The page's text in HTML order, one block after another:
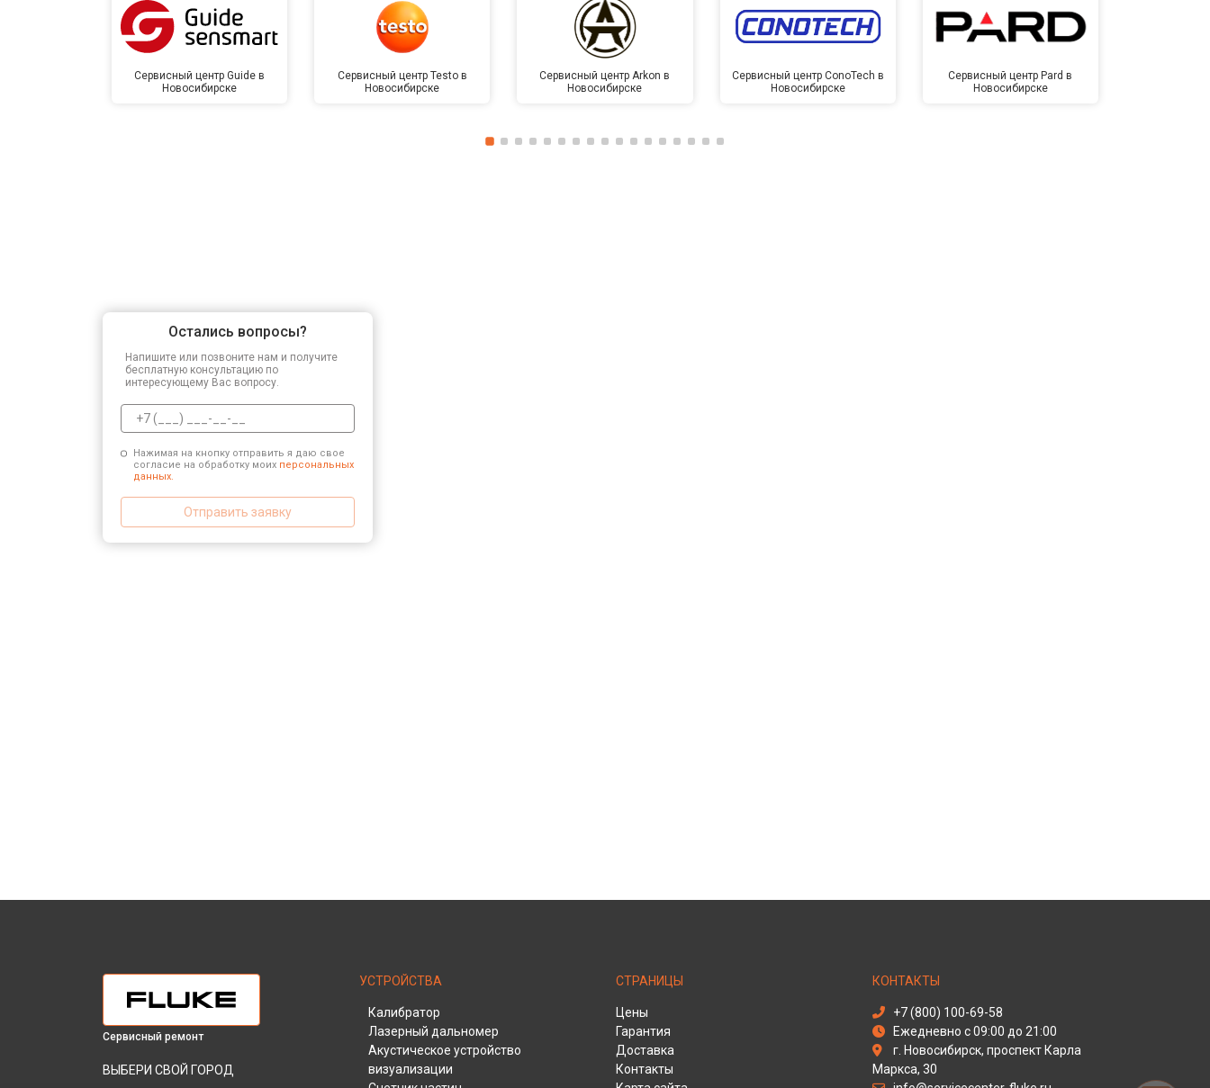
Сервисный центр Guide в
Новосибирске
Сервисный центр Testo в
Новосибирске
Сервисный центр Arkon в
Новосибирске
Сервисный центр ConoTech в
Новосибирске
Сервисный центр Pard в
Новосибирске
Остались вопросы?
Напишите или позвоните нам и получите
бесплатную консультацию по
интересующему Вас вопросу.
Нажимая на кнопку отправить я даю свое
согласие на обработку моих персональных
данных.
Отправить заявку
Сервисный ремонт
ВЫБЕРИ СВОЙ ГОРОД
УСТРОЙСТВА
Калибратор
Лазерный дальномер
Акустическое устройство
визуализации
СТРАНИЦЫ
Цены
Гарантия
Доставка
Контакты
КОНТАКТЫ
+7 (800) 100-69-58
Ежедневно с 09:00 до 21:00
г. Новосибирск, проспект Карла
Маркса, 30